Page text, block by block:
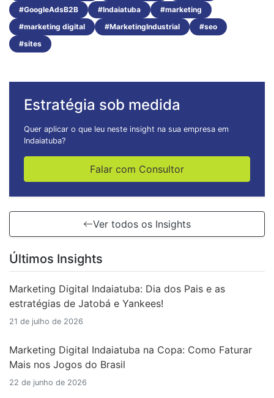
#GoogleAdsB2B
#Indaiatuba
#marketing
#marketing digital
#MarketingIndustrial
#seo
#sites
Estratégia sob medida
Quer aplicar o que leu neste insight na sua empresa em
Indaiatuba?
Falar com Consultor
Ver todos os Insights
Últimos Insights
Marketing Digital Indaiatuba: Dia dos Pais e as
estratégias de Jatobá e Yankees!
21 de julho de 2026
Marketing Digital Indaiatuba na Copa: Como Faturar
Mais nos Jogos do Brasil
22 de junho de 2026